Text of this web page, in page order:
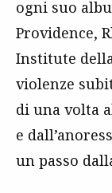
ogni suo
Providence,
Institute
violenze
di una volta
e
un passo